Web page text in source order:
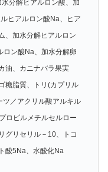
分解ヒアルロン酸、加
ヒアルロン酸Na、ヒア
、加水分解ヒアルロン
ロン酸Na、加水分解卵
油、カニナバラ果実
糖脂質、トリ(カプリル
／アクリル酸アルキル
ロピルメチルセルロー
グリセリル－10、トコ
酸5Na、水酸化Na